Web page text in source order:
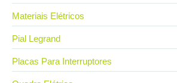
Materiais Elétricos
Pial Legrand
Placas Para Interruptores